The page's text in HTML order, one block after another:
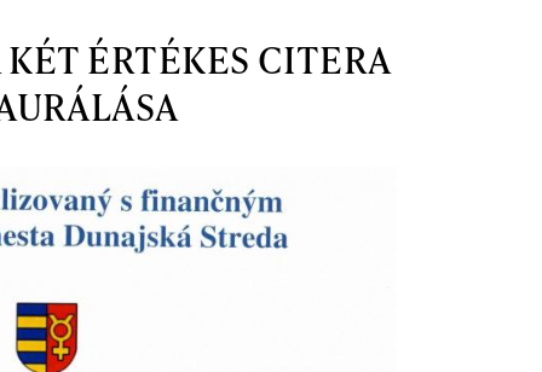
ÉRTÉKES CITERA